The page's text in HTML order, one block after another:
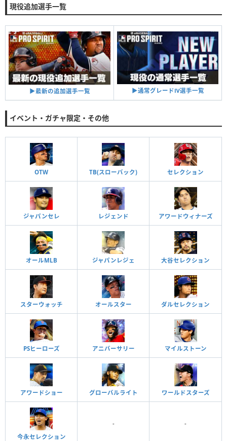
現役追加選手一覧
▶︎最新の追加選手一覧 ▶︎通常グレードⅣ選手一覧
イベント・ガチャ限定・その他
OTW TB(スローバック) セレクション
ジャパンセレ レジェンド アワードウィナーズ
オールMLB ジャパンレジェ 大谷セレクション
スターウォッチ オールスター ダルセレクション
PSヒーローズ アニバーサリー マイルストーン
アワードショー グローバルライト ワールドスターズ
今永セレクション
- -